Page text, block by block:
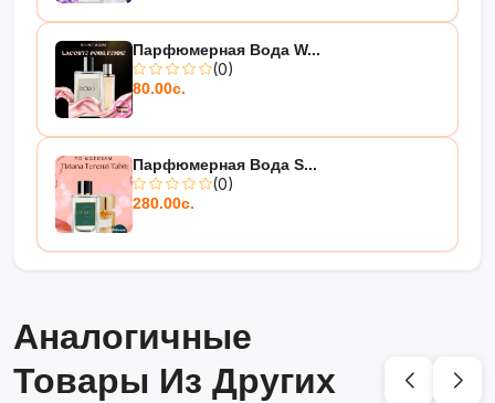
Парфюмерная Вода W...
(0)
80.00с.
Парфюмерная Вода S...
(0)
280.00с.
Аналогичные
Товары Из Других